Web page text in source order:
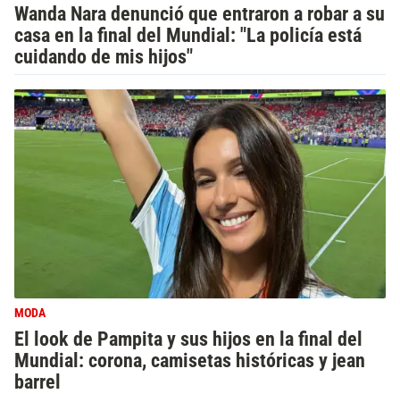
Wanda Nara denunció que entraron a robar a su
casa en la final del Mundial: "La policía está
cuidando de mis hijos"
MODA
El look de Pampita y sus hijos en la final del
Mundial: corona, camisetas históricas y jean
barrel